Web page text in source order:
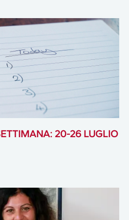
20-26 LUGLIO